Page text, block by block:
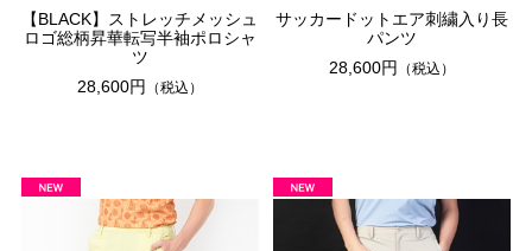
【BLACK】ストレッチメッシュ
ロゴ総柄昇華転写半袖ポロシャ
ツ
28,600円
（税込）
サッカードットエア刺繍入り長
パンツ
28,600円
（税込）